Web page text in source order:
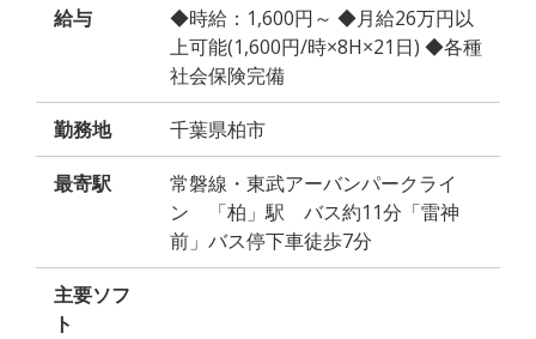
給与
◆時給：1,600円～ ◆月給26万円以
上可能(1,600円/時×8H×21日) ◆各種
社会保険完備
勤務地 千葉県柏市
最寄駅
常磐線・東武アーバンパークライ
ン 「柏」駅 バス約11分「雷神
前」バス停下車徒歩7分
主要ソフ
ト